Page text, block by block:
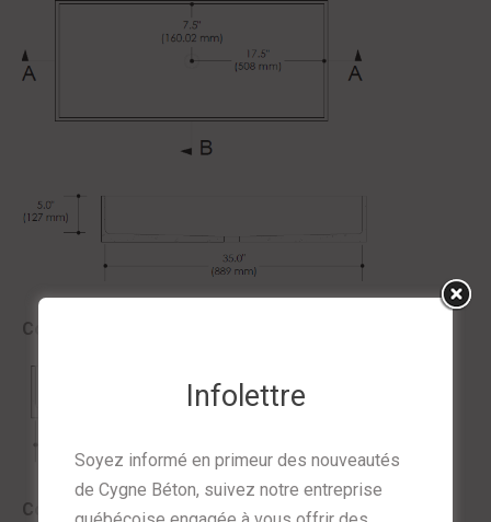
Coupe A
Coupe B
Infolettre
Soyez informé en primeur des nouveautés
de Cygne Béton, suivez notre entreprise